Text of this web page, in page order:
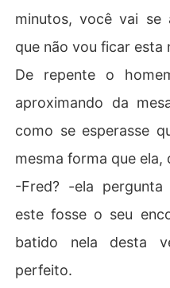
minutos, você vai se
que não vou ficar esta
De repente o
aproximando da
como se esperasse
mesma forma que
-Fred? -ela
este fosse o seu
batido nela desta
perfeito.